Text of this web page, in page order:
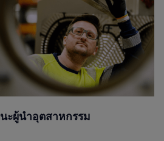
ะผู้นำอุตสาหกรรม